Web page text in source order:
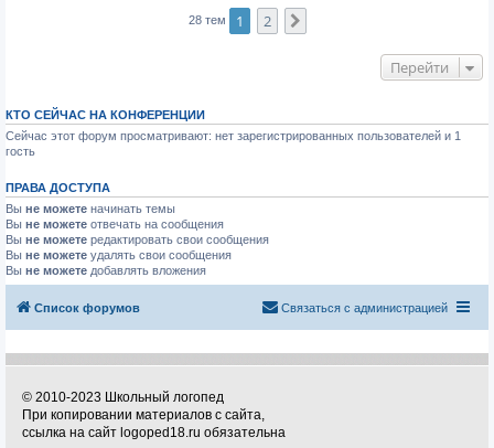
28 тем 1 2
Перейти
КТО СЕЙЧАС НА КОНФЕРЕНЦИИ
Сейчас этот форум просматривают: нет зарегистрированных пользователей и 1
гость
ПРАВА ДОСТУПА
Вы не можете начинать темы
Вы не можете отвечать на сообщения
Вы не можете редактировать свои сообщения
Вы не можете удалять свои сообщения
Вы не можете добавлять вложения
Список форумов Связаться с администрацией
© 2010-2023 Школьный логопед
При копировании материалов с сайта,
ссылка на сайт logoped18.ru обязательна